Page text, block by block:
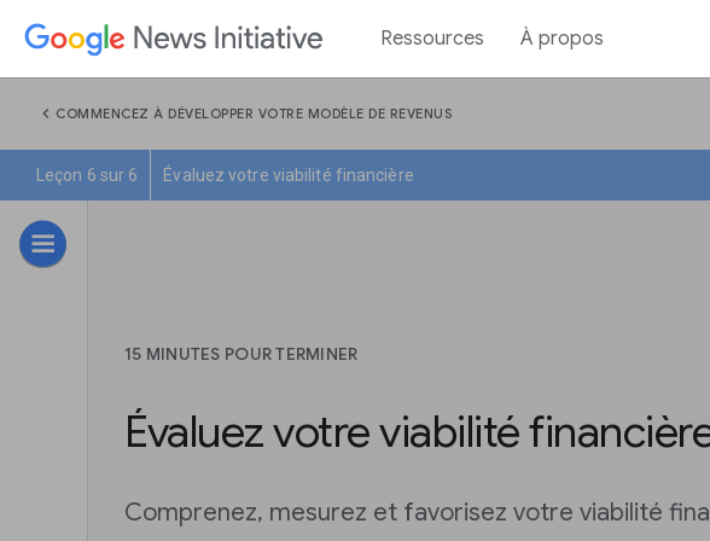
Ressources À propos
chevron_left COMMENCEZ À DÉVELOPPER VOTRE MODÈLE DE REVENUS
Leçon 6 sur 6 Évaluez votre viabilité financière
15 MINUTES POUR TERMINER
Évaluez votre viabilité
Comprenez, mesurez et favorisez votre viabilité